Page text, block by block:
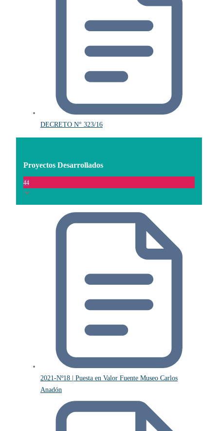
DECRETO N° 323/16
Proyectos Desarrollados
44
2021-Nº18 | Puesta en Valor Fuente Museo Carlos
Anadón